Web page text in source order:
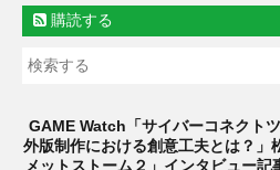
購読する
GAME Watch「サイバーコネクト
外版制作における創意工夫とは？」
メットストーム２」インタビュー